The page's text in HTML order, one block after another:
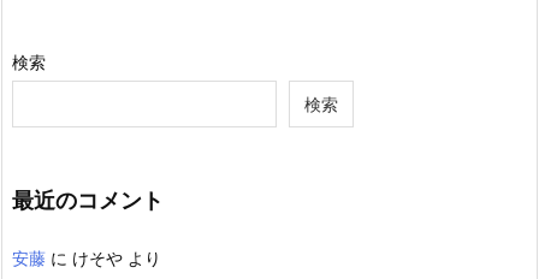
検索
検索
最近のコメント
安藤 に けそや より